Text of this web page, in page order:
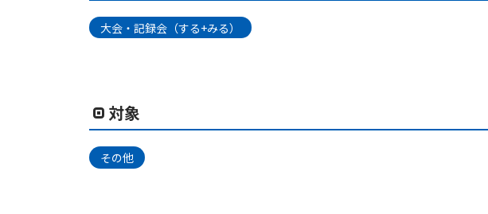
大会・記録会（する+みる）
対象
その他